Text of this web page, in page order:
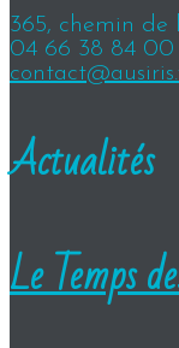
365, chemin de
04 66 38 84 00
Actualités
Le Temps